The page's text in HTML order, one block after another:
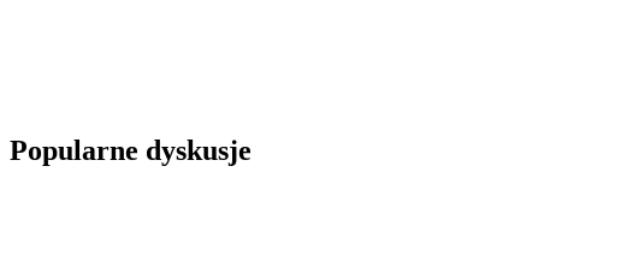
Popularne dyskusje